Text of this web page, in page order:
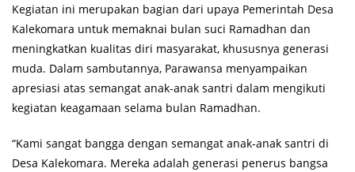
Kegiatan ini merupakan bagian dari upaya Pemerintah Desa
Kalekomara untuk memaknai bulan suci Ramadhan dan
meningkatkan kualitas diri masyarakat, khususnya generasi
muda. Dalam sambutannya, Parawansa menyampaikan
apresiasi atas semangat anak-anak santri dalam mengikuti
kegiatan keagamaan selama bulan Ramadhan.
“Kami sangat bangga dengan semangat anak-anak santri di
Desa Kalekomara. Mereka adalah generasi penerus bangsa